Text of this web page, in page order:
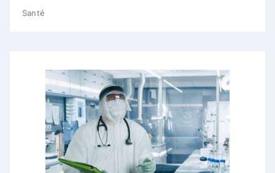
Santé